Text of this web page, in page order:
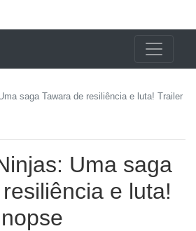
saga Tawara de resiliência e luta! Trailer
Uma saga
e luta!